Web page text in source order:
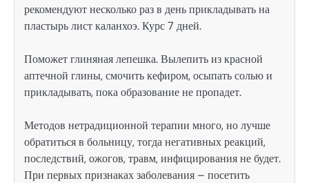
рекомендуют несколько раз в день прикладывать на
пластырь лист каланхоэ. Курс 7 дней.
Поможет глиняная лепешка. Вылепить из красной
аптечной глины, смочить кефиром, осыпать солью и
прикладывать, пока образование не пропадет.
Методов нетрадиционной терапии много, но лучше
обратиться в больницу, тогда негативных реакций,
последствий, ожогов, травм, инфицирования не будет.
При первых признаках заболевания – посетить